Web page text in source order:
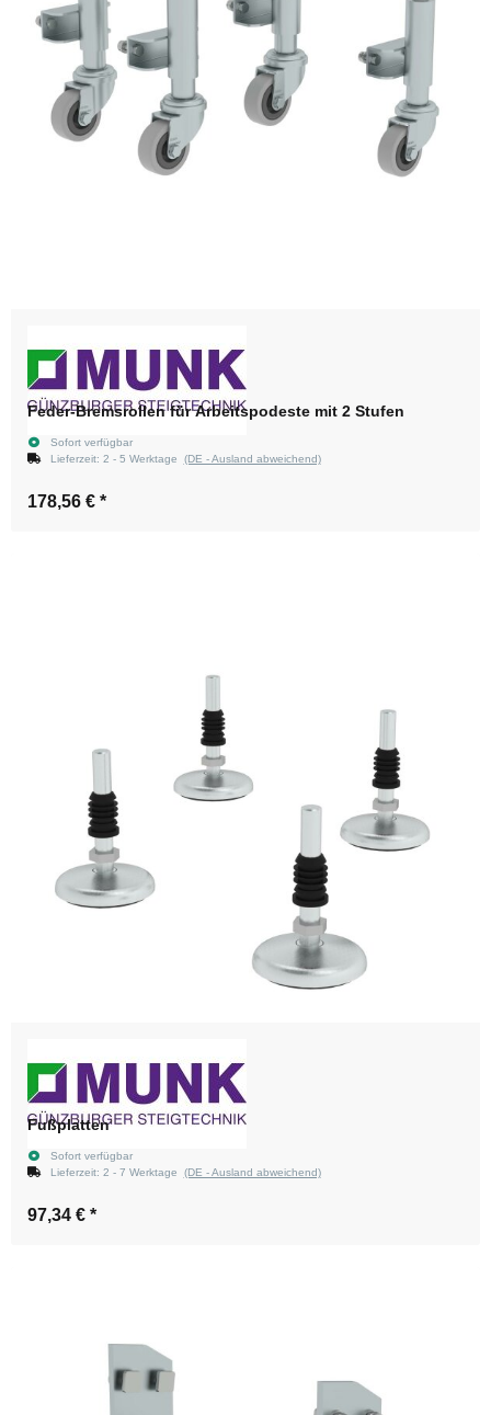
Feder-Bremsrollen für Arbeitspodeste mit 2 Stufen
Sofort verfügbar
Lieferzeit: 2 - 5 Werktage (DE - Ausland abweichend)
178,56 € *
Fußplatten
Sofort verfügbar
Lieferzeit: 2 - 7 Werktage (DE - Ausland abweichend)
97,34 € *